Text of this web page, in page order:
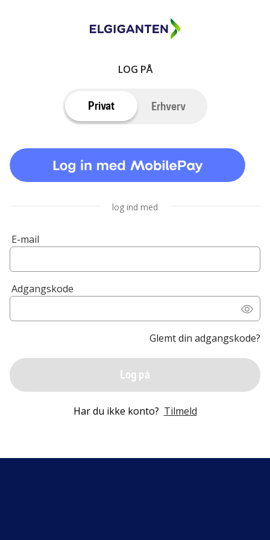
LOG PÅ
Privat Erhverv
log ind med
E-mail
Adgangskode
Glemt din adgangskode?
Log på
Har du ikke konto? Tilmeld